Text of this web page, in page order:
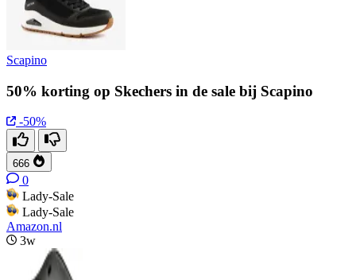
Scapino
50% korting op Skechers in de sale bij Scapino
-50%
666
0
Lady-Sale
Lady-Sale
Amazon.nl
3w